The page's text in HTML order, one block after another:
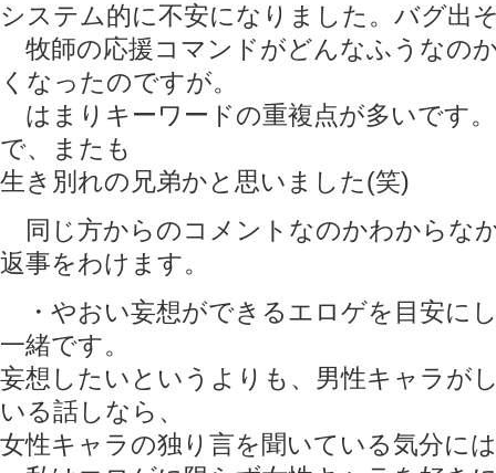
システム的に不安になりました。バグ出
牧師の応援コマンドがどんなふうなの
くなったのですが。
はまりキーワードの重複点が多いです
で、またも
生き別れの兄弟かと思いました(笑)
同じ方からのコメントなのかわからな
返事をわけます。
・やおい妄想ができるエロゲを目安に
一緒です。
妄想したいというよりも、男性キャラが
いる話しなら、
女性キャラの独り言を聞いている気分に